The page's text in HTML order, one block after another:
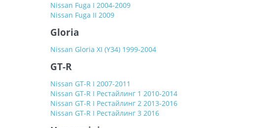
Nissan Fuga I 2004-2009
Nissan Fuga II 2009
Gloria
Nissan Gloria XI (Y34) 1999-2004
GT-R
Nissan GT-R I 2007-2011
Nissan GT-R I Рестайлинг 1 2010-2014
Nissan GT-R I Рестайлинг 2 2013-2016
Nissan GT-R I Рестайлинг 3 2016